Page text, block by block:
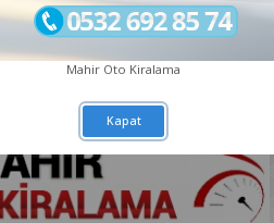
Mahir Oto Kiralama
Kapat